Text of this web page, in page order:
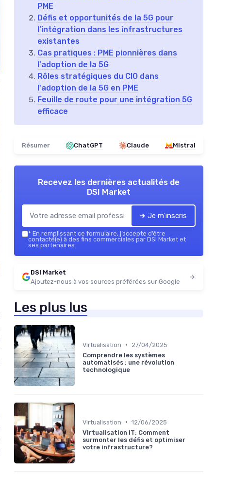
PME
Défis et opportunités de la 5G pour
l’intégration dans les infrastructures
existantes
Cas pratiques : PME pionnières dans
l'adoption de la 5G
Rôles stratégiques du CIO dans
l'adoption de la 5G en PME
Feuille de route pour une intégration 5G
efficace
Résumer ChatGPT Claude Mistral
Recevez les dernières actualités de
DSI Market
➔ Je m'inscris
* En remplissant ce formulaire, j’accepte d’être
contacté(e) à des fins commerciales par DSI Market et
ses partenaires.
DSI Market
Ajoutez-nous à vos sources préférées sur Google
Les plus lus
Virtualisation •
27/04/2025
Comprendre les systèmes
automatisés : une révolution
technologique
Virtualisation • 12/06/2025
Virtualisation IT: Comment
surmonter les défis et optimiser
votre infrastructure?